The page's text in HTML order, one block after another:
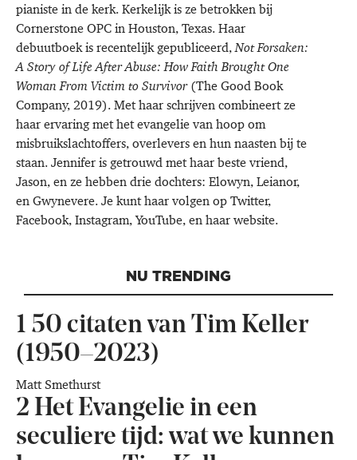
pianiste in de kerk. Kerkelijk is ze betrokken bij
Cornerstone OPC in Houston, Texas. Haar
debuutboek is recentelijk gepubliceerd,Not Forsaken:
A Story of Life After Abuse: How Faith Brought One
Woman From Victim to Survivor(The Good Book
Company, 2019). Met haar schrijven combineert ze
haar ervaring met het evangelie van hoop om
misbruikslachtoffers, overlevers en hun naasten bij te
staan. Jennifer is getrouwd met haar beste vriend,
Jason, en ze hebben drie dochters: Elowyn, Leianor,
en Gwynevere. Je kunt haar volgen opTwitter,
Facebook,Instagram,YouTube, en haarwebsite.
NU TRENDING
1 50 citaten van Tim Keller
(1950–2023)
Matt Smethurst
2 Het Evangelie in een
seculiere tijd: wat we kunnen